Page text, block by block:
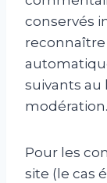
conservés
suivants au
modération.
Pour les
site (le cas